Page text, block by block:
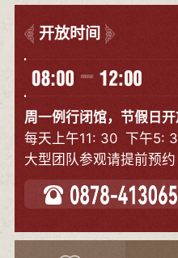
开放时间
周一例行闭馆，节假日
每天上午11: 30 下午5:
大型团队参观请提前预约